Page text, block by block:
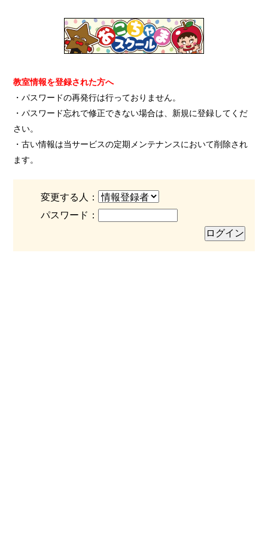
教室情報を登録された方へ
・パスワードの再発行は行っておりません。
・パスワード忘れで修正できない場合は、新規に登録してくだ
さい。
・古い情報は当サービスの定期メンテナンスにおいて削除され
ます。
変更する人：
パスワード：